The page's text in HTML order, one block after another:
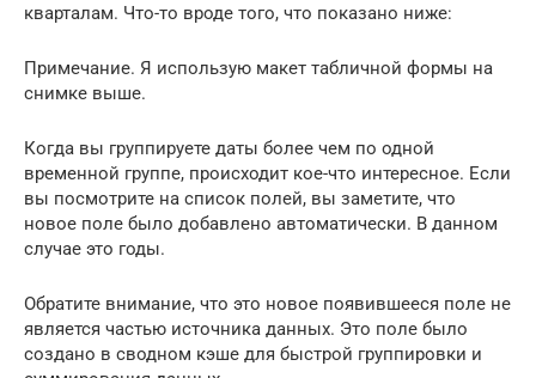
кварталам. Что-то вроде того, что показано ниже:
Примечание. Я использую макет табличной формы на
снимке выше.
Когда вы группируете даты более чем по одной
временной группе, происходит кое-что интересное. Если
вы посмотрите на список полей, вы заметите, что
новое поле было добавлено автоматически. В данном
случае это годы.
Обратите внимание, что это новое появившееся поле не
является частью источника данных. Это поле было
создано в сводном кэше для быстрой группировки и